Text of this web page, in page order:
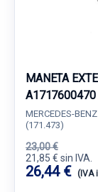
MANETA
MERCEDES-
(171.473)
23,00 €
21,85 € sin IVA.
26,44 € (IVA